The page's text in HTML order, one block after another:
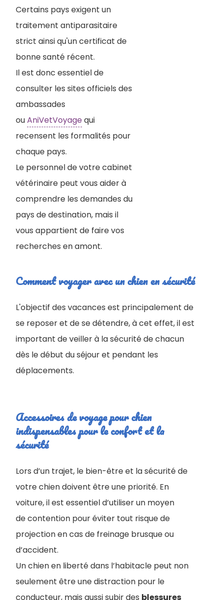
Certains pays exigent un
traitement antiparasitaire
strict ainsi qu'un certificat de
bonne santé récent.
Il est donc essentiel de
consulter les sites officiels des
ambassades
ouAniVetVoyagequi
recensent les formalités pour
chaque pays.
Le personnel de votre cabinet
vétérinaire peut vous aider à
comprendre les demandes du
pays de destination, mais il
vous appartient de faire vos
recherches en amont.
Comment voyager avec un chien en sécurité
L'objectif des vacances est principalement de
se reposer et de se détendre, à cet effet, il est
important de veiller à la sécurité de chacun
dès le début du séjour et pendant les
déplacements.
Accessoires de voyage pour chien
indispensables pour le confort et la
sécurité
Lors d’un trajet, le bien-être et la sécurité de
votre chien doivent être une priorité. En
voiture, il est essentiel d’utiliser un moyen
de contention pour éviter tout risque de
projection en cas de freinage brusque ou
d’accident.
Un chien en liberté dans l’habitacle peut non
seulement être une distraction pour le
conducteur, mais aussi subir des blessures